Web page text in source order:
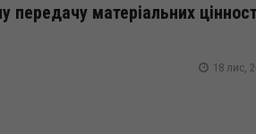
передачу матеріальних
18 лис,